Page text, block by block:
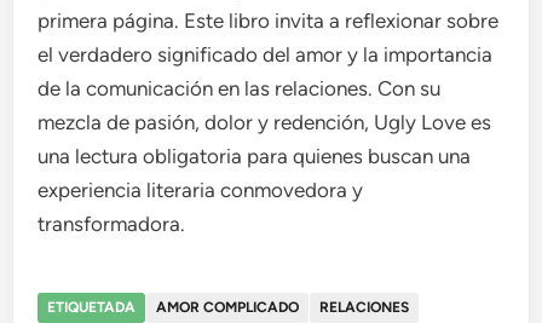
primera página. Este libro invita a reflexionar sobre
el verdadero significado del amor y la importancia
de la comunicación en las relaciones. Con su
mezcla de pasión, dolor y redención, Ugly Love es
una lectura obligatoria para quienes buscan una
experiencia literaria conmovedora y
transformadora.
ETIQUETADA AMOR COMPLICADO
RELACIONES